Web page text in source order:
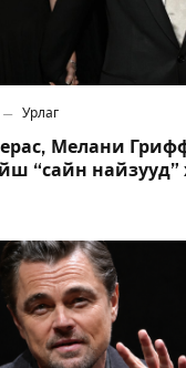
Урлаг
Мелани
“сайн найзууд”